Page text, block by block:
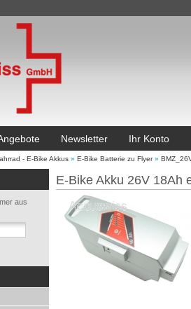
Newsletter Ihr Konto
- E-Bike Akkus » E-Bike Batterie zu Flyer»
aus
E-Bike Akku 26V 18Ah